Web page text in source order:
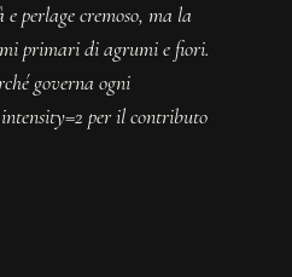
perlage cremoso, ma la
primari di agrumi e fiori.
governa ogni
per il contributo